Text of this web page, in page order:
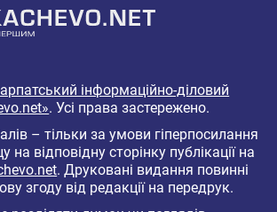
інформаційно-діловий
. Усі права застережено.
– тільки за умови гіперпосилання
на відповідну сторінку публікації на
. Друковані видання повинні
згоду від редакції на передрук.